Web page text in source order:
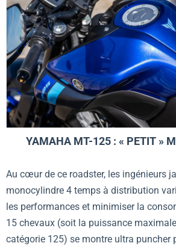
YAMAHA MT-125 : « PETIT »
Au cœur de ce roadster, les ingénieurs
monocylindre 4 temps à distribution
les performances et minimiser la
15 chevaux (soit la puissance
catégorie 125) se montre ultra puncher